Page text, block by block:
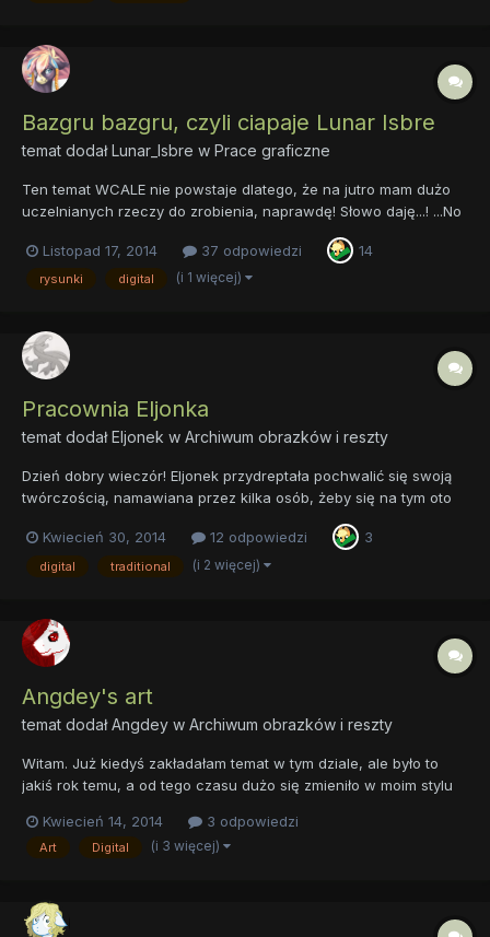
Bazgru bazgru, czyli ciapaje Lunar Isbre
temat dodałLunar_Isbre w Prace graficzne
Ten temat WCALE nie powstaje dlatego, że na jutro mam dużo
uczelnianych rzeczy do zrobienia, naprawdę! Słowo daję...! ...No
prokrastrynacji. Cóż mogę napisać o sobie... rysuję od kiedy
pamiętam, a na poważnie zaczęłam... no dobra, nie zaczęłam
Listopad 17, 2014 37 odpowiedzi 14
rysunki digital (i 1 więcej)
Pracownia Eljonka
temat dodałEljonek w Archiwum obrazków i reszty
Dzień dobry wieczór! Eljonek przydreptała pochwalić się swoją
twórczością, namawiana przez kilka osób, żeby się na tym oto
forum pokazać. No i mnie w końcu przekonali, choć łatwo nie
było. Rysuję odkąd pamiętam, choć nie zawsze było to moją
pasją. Kuce poznałam właśnie od strony fanartowej, tot...
Kwiecień 30, 2014 12 odpowiedzi 3
digital traditional (i 2 więcej)
Angdey's art
temat dodałAngdey w Archiwum obrazków i reszty
Witam. Już kiedyś zakładałam temat w tym dziale, ale było to
jakiś rok temu, a od tego czasu dużo się zmieniło w moim stylu
coś do niego dodać ). Głównie to, że teraz potrafię nieco lepiej
cokolwiek narysować. Rysowaniem poważniej...
Kwiecień 14, 2014 3 odpowiedzi
Art Digital (i 3 więcej)